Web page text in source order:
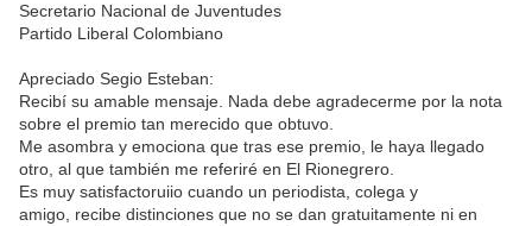
Secretario Nacional de Juventudes
Partido Liberal Colombiano
Apreciado Segio Esteban:
Recibí su amable mensaje. Nada debe agradecerme por la nota
sobre el premio tan merecido que obtuvo.
Me asombra y emociona que tras ese premio, le haya llegado
otro, al que también me referiré en El Rionegrero.
Es muy satisfactoruiio cuando un periodista, colega y
amigo, recibe distinciones que no se dan gratuitamente ni en